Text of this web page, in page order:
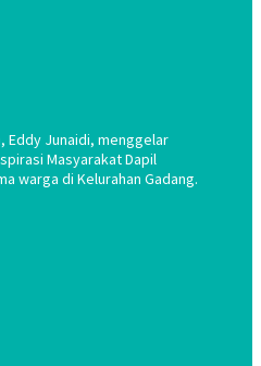
Eddy Junaidi, menggelar
Masyarakat Dapil
warga di Kelurahan Gadang.